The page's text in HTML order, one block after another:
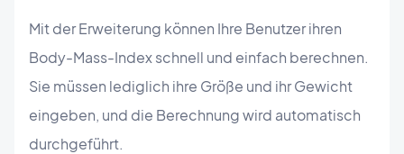
Mit der Erweiterung können Ihre Benutzer ihren
Body-Mass-Index schnell und einfach berechnen.
Sie müssen lediglich ihre Größe und ihr Gewicht
eingeben, und die Berechnung wird automatisch
durchgeführt.